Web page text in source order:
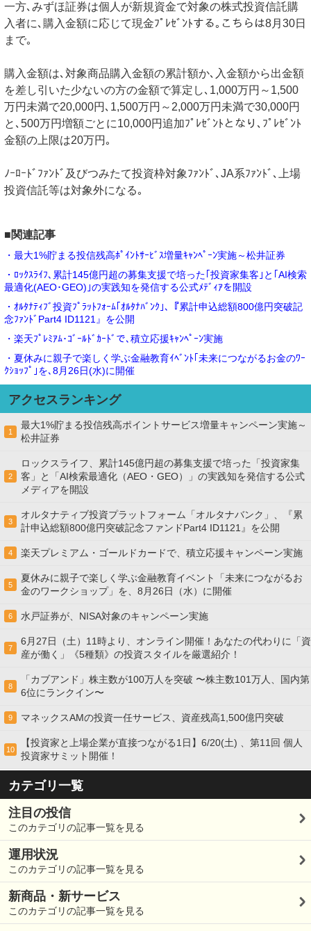
一方､みずほ証券は個人が新規資金で対象の株式投資信託購
入者に､購入金額に応じて現金ﾌﾟﾚｾﾞﾝﾄする｡こちらは8月30日
まで｡
購入金額は､対象商品購入金額の累計額か､入金額から出金額
を差し引いた少ないの方の金額で算定し､1,000万円～1,500
万円未満で20,000円､1,500万円～2,000万円未満で30,000円
と､500万円増額ごとに10,000円追加ﾌﾟﾚｾﾞﾝﾄとなり､ﾌﾟﾚｾﾞﾝﾄ
金額の上限は20万円｡
ﾉｰﾛｰﾄﾞﾌｧﾝﾄﾞ及びつみたて投資枠対象ﾌｧﾝﾄﾞ､JA系ﾌｧﾝﾄﾞ､上場
投資信託等は対象外になる｡
■関連記事
・最大1%貯まる投信残高ﾎﾟｲﾝﾄｻｰﾋﾞｽ増量ｷｬﾝﾍﾟｰﾝ実施～松井証券
・ﾛｯｸｽﾗｲﾌ､累計145億円超の募集支援で培った｢投資家集客｣と｢AI検索
最適化(AEO･GEO)｣の実践知を発信する公式ﾒﾃﾞｨｱを開設
・ｵﾙﾀﾅﾃｨﾌﾞ投資ﾌﾟﾗｯﾄﾌｫｰﾑ｢ｵﾙﾀﾅﾊﾞﾝｸ｣､『累計申込総額800億円突破記
念ﾌｧﾝﾄﾞPart4 ID1121』を公開
・楽天ﾌﾟﾚﾐｱﾑ･ｺﾞｰﾙﾄﾞｶｰﾄﾞで､積立応援ｷｬﾝﾍﾟｰﾝ実施
・夏休みに親子で楽しく学ぶ金融教育ｲﾍﾞﾝﾄ｢未来につながるお金のﾜｰ
ｸｼｮｯﾌﾟ｣を､8月26日(水)に開催
アクセスランキング
1
最大1%貯まる投信残高ポイントサービス増量キャンペーン実施～
松井証券
2
ロックスライフ、累計145億円超の募集支援で培った「投資家集
客」と「AI検索最適化（AEO・GEO）」の実践知を発信する公式
メディアを開設
3
オルタナティブ投資プラットフォーム「オルタナバンク」、『累
計申込総額800億円突破記念ファンドPart4 ID1121』を公開
4 楽天プレミアム・ゴールドカードで、積立応援キャンペーン実施
5
夏休みに親子で楽しく学ぶ金融教育イベント「未来につながるお
金のワークショップ」を、8月26日（水）に開催
6 水戸証券が、NISA対象のキャンペーン実施
7
6月27日（土）11時より、オンライン開催！あなたの代わりに「資
産が働く」《5種類》の投資スタイルを厳選紹介！
8
「カブアンド」株主数が100万人を突破 〜株主数101万人、国内第
6位にランクイン〜
9 マネックスAMの投資一任サービス、資産残高1,500億円突破
10
【投資家と上場企業が直接つながる1日】6/20(土) 、第11回 個人
投資家サミット開催！
カテゴリ一覧
注目の投信
このカテゴリの記事一覧を見る
運用状況
このカテゴリの記事一覧を見る
新商品・新サービス
このカテゴリの記事一覧を見る